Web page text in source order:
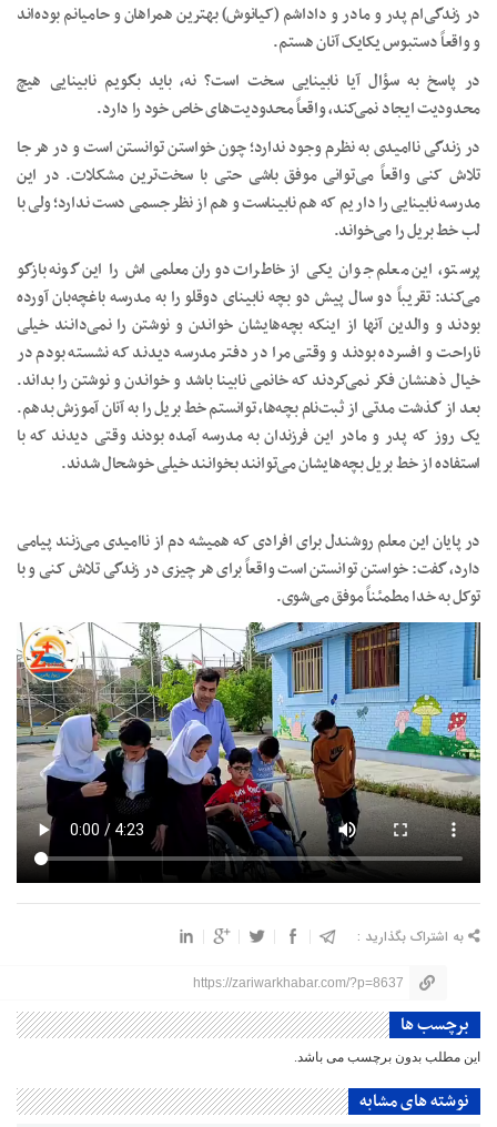
در زندگی‌ام پدر و مادر و داداشم (کیانوش) بهترین همراهان و حامیانم بوده‌اند
و واقعاً دست­بوس یکایک آنان هستم.
در پاسخ به سؤال آیا نابینایی سخت است؟ نه، باید بگویم نابینایی هیچ
محدودیت ایجاد نمی‌کند، واقعاً محدودیت‌های خاص خود را دارد.
در زندگی ناامیدی به نظرم وجود ندارد؛ چون خواستن توانستن است و در هر جا
تلاش کنی واقعاً می‌توانی موفق باشی حتی با سخت‌ترین مشکلات. در این
مدرسه نابینایی را داریم که هم نابیناست و هم از نظر جسمی دست ندارد؛ ولی با
لب خط بریل را می‌خواند.
پرستو، این معلم جوان یکی از خاطرات دوران معلمی‌اش را این گونه بازگو
می‌کند: تقریباً دو سال پیش دو بچه نابینای دوقلو را به مدرسه باغچه‌بان آورده
بودند و والدین آنها از اینکه بچه‌هایشان خواندن و نوشتن را نمی‌دانند خیلی
ناراحت و افسرده بودند و وقتی مرا در دفتر مدرسه دیدند که نشسته بودم در
خیال ذهنشان فکر نمی‌کردند که خانمی نابینا باشد و خواندن و نوشتن را بداند.
بعد از گذشت مدتی از ثبت‌نام بچه‌ها، توانستم خط بریل را به آنان آموزش بدهم.
یک روز که پدر و مادر این فرزندان به مدرسه آمده بودند وقتی دیدند که با
استفاده از خط بریل بچه‌هایشان می‌توانند بخوانند خیلی خوشحال شدند.
در پایان این معلم روشن­دل برای افرادی که همیشه دم از ناامیدی می‌زنند پیامی
دارد، گفت: خواستن توانستن است واقعاً برای هر چیزی در زندگی تلاش کنی و با
توکل به خدا مطمئناً موفق می‌شوی.
به اشتراک بگذارید :
https://zariwarkhabar.com/?p=8637
برچسب ها
این مطلب بدون برچسب می باشد.
نوشته های مشابه